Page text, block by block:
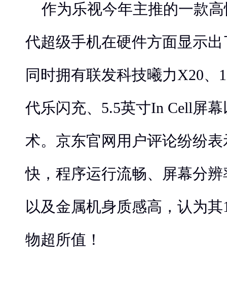
作为乐视今年主推的一款
代超级手机在硬件方面显示
同时拥有联发科技曦力X20、
代乐闪充、5.5英寸In Cell屏
术。京东官网用户评论纷纷
快，程序运行流畅、屏幕分
以及金属机身质感高，认为
物超所值！